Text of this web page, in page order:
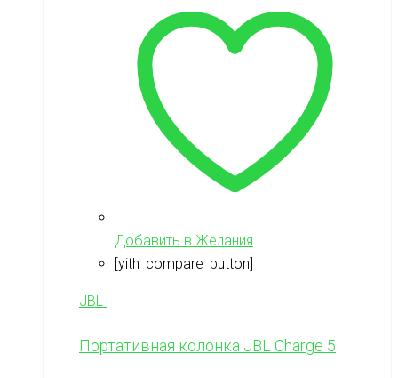
Добавить в Желания
[yith_compare_button]
JBL
Портативная колонка JBL Charge 5